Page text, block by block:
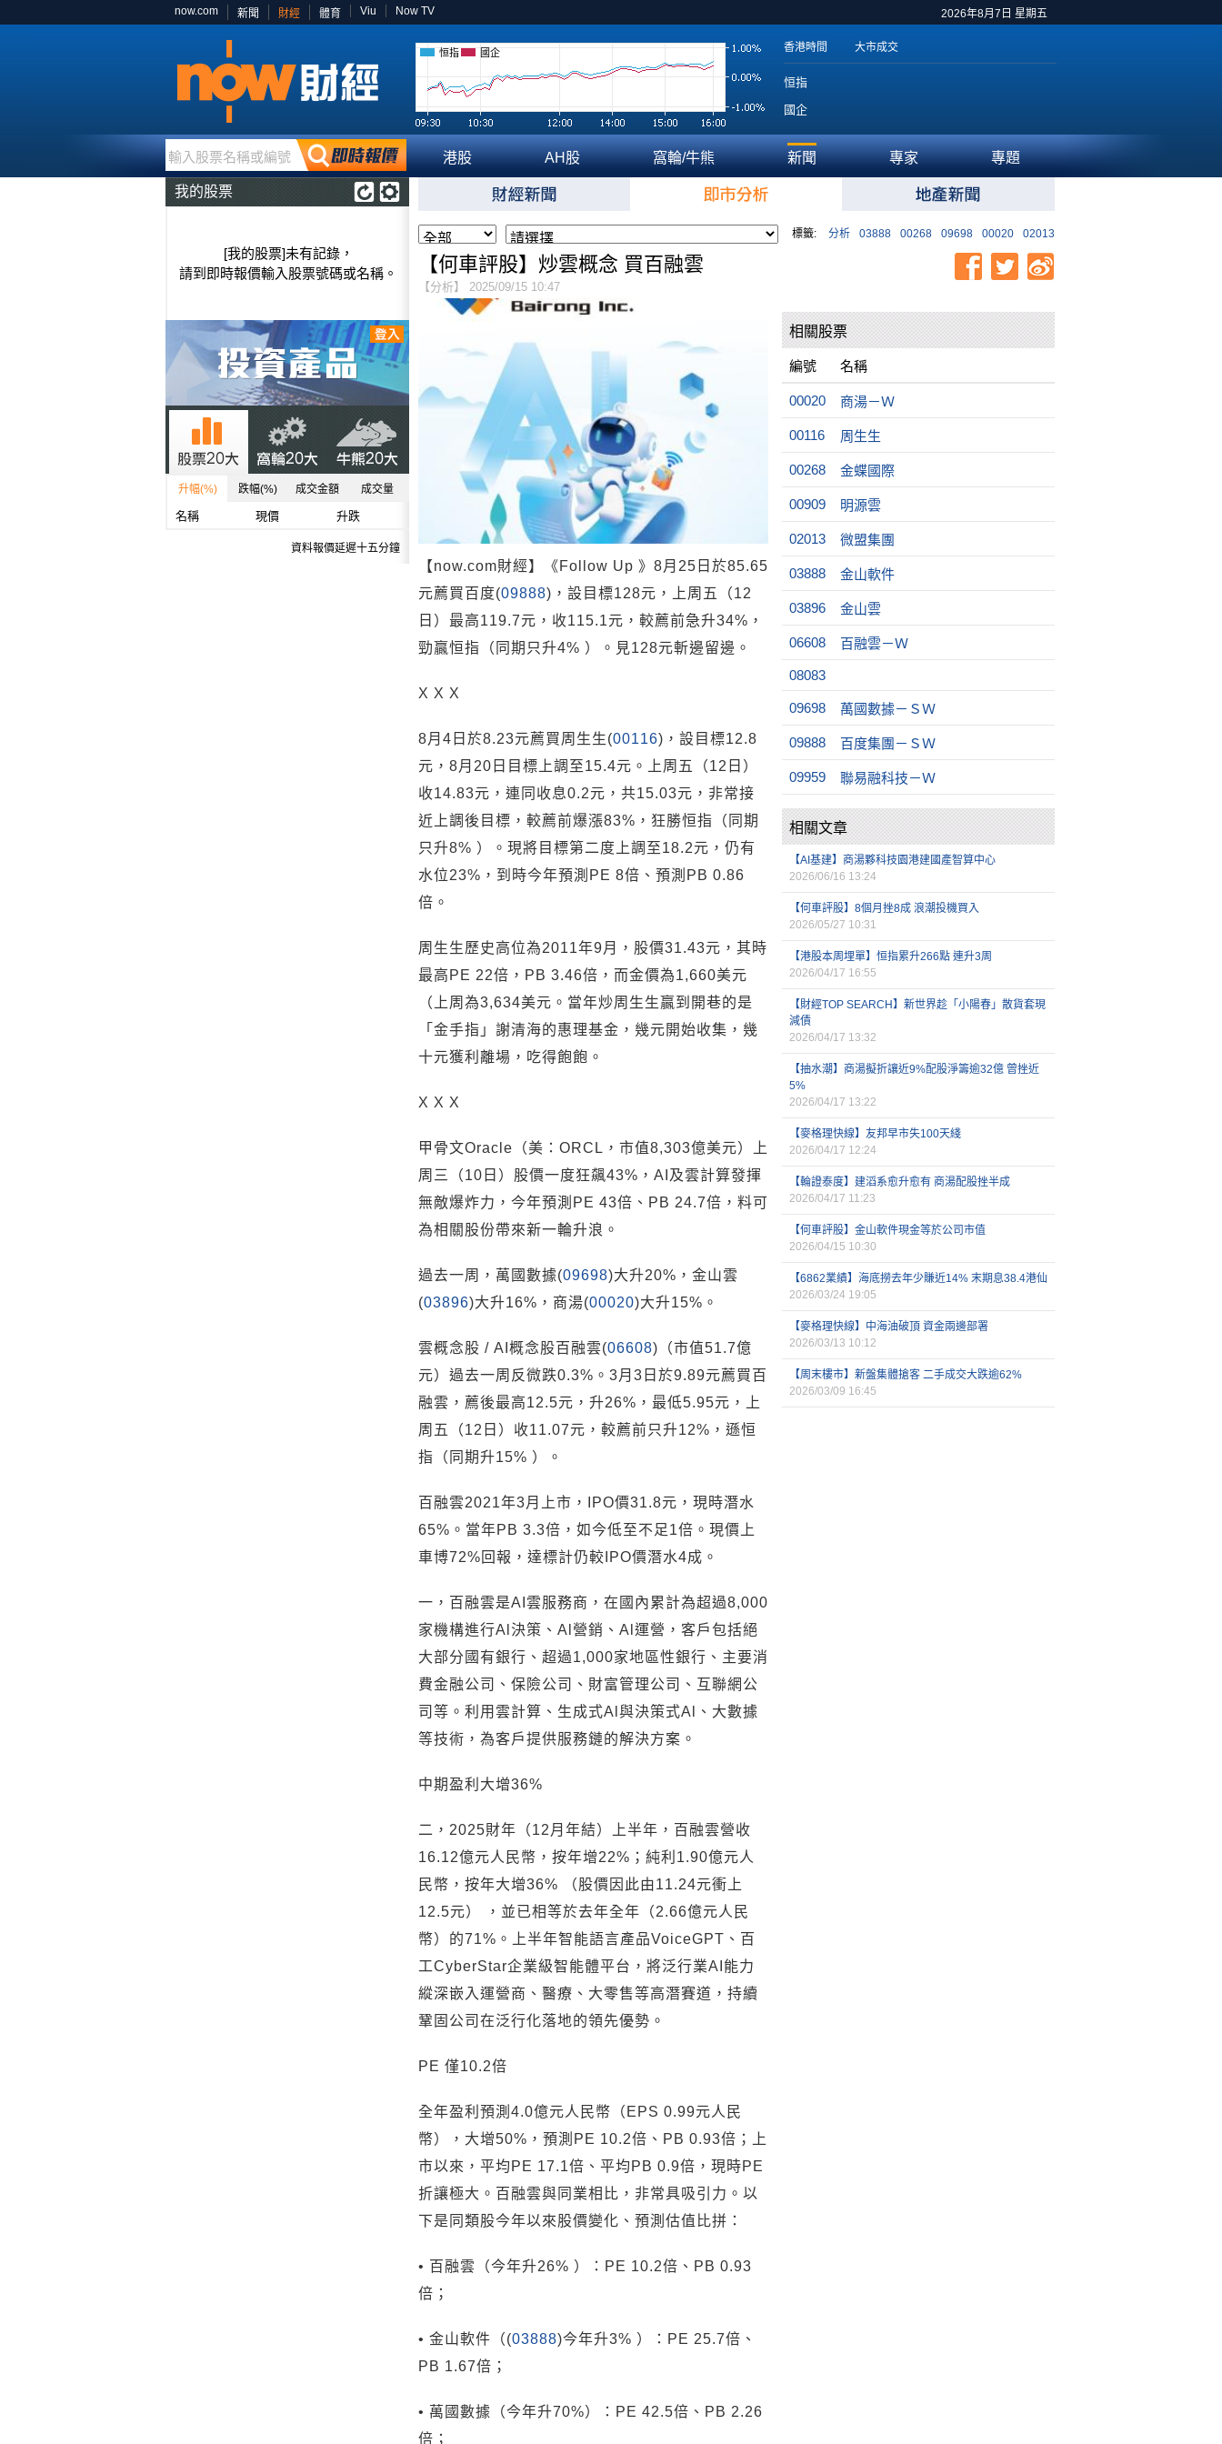
2026年8月7日 星期五
now.com 新聞 財經 體育 Viu Now TV
恒指 國企 香港時間 大市成交
恒指
國企
輸入股票名稱或編號 港股 AH股 窩輪/牛熊 新聞 專家 專題
我的股票
[我的股票]未有記錄，
請到即時報價輸入股票號碼或名稱。
升幅(%) 跌幅(%) 成交金額 成交量
名稱 現價 升跌
資料報價延遲十五分鐘
標籤: 分析 03888 00268 09698 00020 02013
【何車評股】炒雲概念 買百融雲
【分析】 2025/09/15 10:47
【now.com財經】《Follow Up 》8月25日於85.65
元薦買百度(09888)，設目標128元，上周五（12
日）最高119.7元，收115.1元，較薦前急升34%，
勁贏恒指（同期只升4% ）。見128元斬邊留邊。
X X X
8月4日於8.23元薦買周生生(00116)，設目標12.8
元，8月20日目標上調至15.4元。上周五（12日）
收14.83元，連同收息0.2元，共15.03元，非常接
近上調後目標，較薦前爆漲83%，狂勝恒指（同期
只升8% ）。現將目標第二度上調至18.2元，仍有
水位23%，到時今年預測PE 8倍、預測PB 0.86
倍。
周生生歷史高位為2011年9月，股價31.43元，其時
最高PE 22倍，PB 3.46倍，而金價為1,660美元
（上周為3,634美元。當年炒周生生贏到開巷的是
「金手指」謝清海的惠理基金，幾元開始收集，幾
十元獲利離場，吃得飽飽。
X X X
甲骨文Oracle（美：ORCL，市值8,303億美元）上
周三（10日）股價一度狂飆43%，AI及雲計算發揮
無敵爆炸力，今年預測PE 43倍、PB 24.7倍，料可
為相關股份帶來新一輪升浪。
過去一周，萬國數據(09698)大升20%，金山雲
(03896)大升16%，商湯(00020)大升15%。
雲概念股 / AI概念股百融雲(06608)（市值51.7億
元）過去一周反微跌0.3%。3月3日於9.89元薦買百
融雲，薦後最高12.5元，升26%，最低5.95元，上
周五（12日）收11.07元，較薦前只升12%，遜恒
指（同期升15% ）。
百融雲2021年3月上市，IPO價31.8元，現時潛水
65%。當年PB 3.3倍，如今低至不足1倍。現價上
車博72%回報，達標計仍較IPO價潛水4成。
一，百融雲是AI雲服務商，在國內累計為超過8,000
家機構進行Al決策、Al營銷、Al運營，客戶包括絕
大部分國有銀行、超過1,000家地區性銀行、主要消
費金融公司、保險公司、財富管理公司、互聯網公
司等。利用雲計算、生成式Al與決策式Al、大數據
等技術，為客戶提供服務鏈的解決方案。
中期盈利大增36%
二，2025財年（12月年結）上半年，百融雲營收
16.12億元人民幣，按年增22%；純利1.90億元人
民幣，按年大增36% （股價因此由11.24元衝上
12.5元） ，並已相等於去年全年（2.66億元人民
幣）的71%。上半年智能語言產品VoiceGPT、百
工CyberStar企業級智能體平台，將泛行業AI能力
縱深嵌入運營商、醫療、大零售等高潛賽道，持續
鞏固公司在泛行化落地的領先優勢。
PE 僅10.2倍
全年盈利預測4.0億元人民幣（EPS 0.99元人民
幣），大增50%，預測PE 10.2倍、PB 0.93倍；上
市以來，平均PE 17.1倍、平均PB 0.9倍，現時PE
折讓極大。百融雲與同業相比，非常具吸引力。以
下是同類股今年以來股價變化、預測估值比拼：
• 百融雲（今年升26% ）：PE 10.2倍、PB 0.93
倍；
• 金山軟件（(03888)今年升3% ）：PE 25.7倍、
PB 1.67倍；
• 萬國數據（今年升70%）：PE 42.5倍、PB 2.26
倍；
相關股票
編號 名稱
00020 商湯－Ｗ
00116 周生生
00268 金蝶國際
00909 明源雲
02013 微盟集團
03888 金山軟件
03896 金山雲
06608 百融雲－Ｗ
08083
09698 萬國數據－ＳＷ
09888 百度集團－ＳＷ
09959 聯易融科技－Ｗ
相關文章
【AI基建】商湯夥科技園港建國產智算中心
2026/06/16 13:24
【何車評股】8個月挫8成 浪潮投機買入
2026/05/27 10:31
【港股本周埋單】恒指累升266點 連升3周
2026/04/17 16:55
【財經TOP SEARCH】新世界趁「小陽春」散貨套現
減債
2026/04/17 13:32
【抽水潮】商湯擬折讓近9%配股淨籌逾32億 曾挫近
5%
2026/04/17 13:22
【麥格理快線】友邦早市失100天綫
2026/04/17 12:24
【輪證泰度】建滔系愈升愈有 商湯配股挫半成
2026/04/17 11:23
【何車評股】金山軟件現金等於公司市值
2026/04/15 10:30
【6862業績】海底撈去年少賺近14% 末期息38.4港仙
2026/03/24 19:05
【麥格理快線】中海油破頂 資金兩邊部署
2026/03/13 10:12
【周末樓市】新盤集體搶客 二手成交大跌逾62%
2026/03/09 16:45